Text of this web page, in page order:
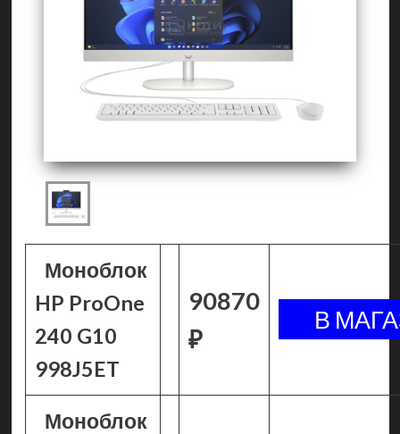
Моноблок
HP ProOne
240 G10
998J5ET
90870
₽
Моноблок